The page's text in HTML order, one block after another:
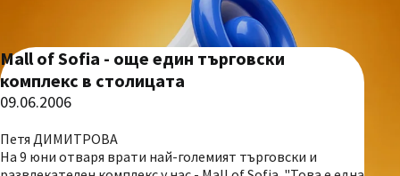
Mall of Sofia - още един търговски
комплекс в столицата
09.06.2006
Петя ДИМИТРОВА
На 9 юни отваря врати най-големият търговски и